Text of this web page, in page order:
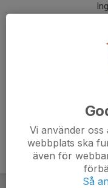
Vi använder
webbplats ska
även för
Så